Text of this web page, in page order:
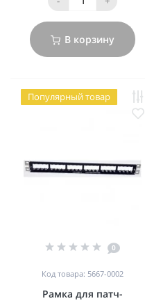
В корзину
Популярный товар
0
Код товара: 5667-0002
Рамка для патч-